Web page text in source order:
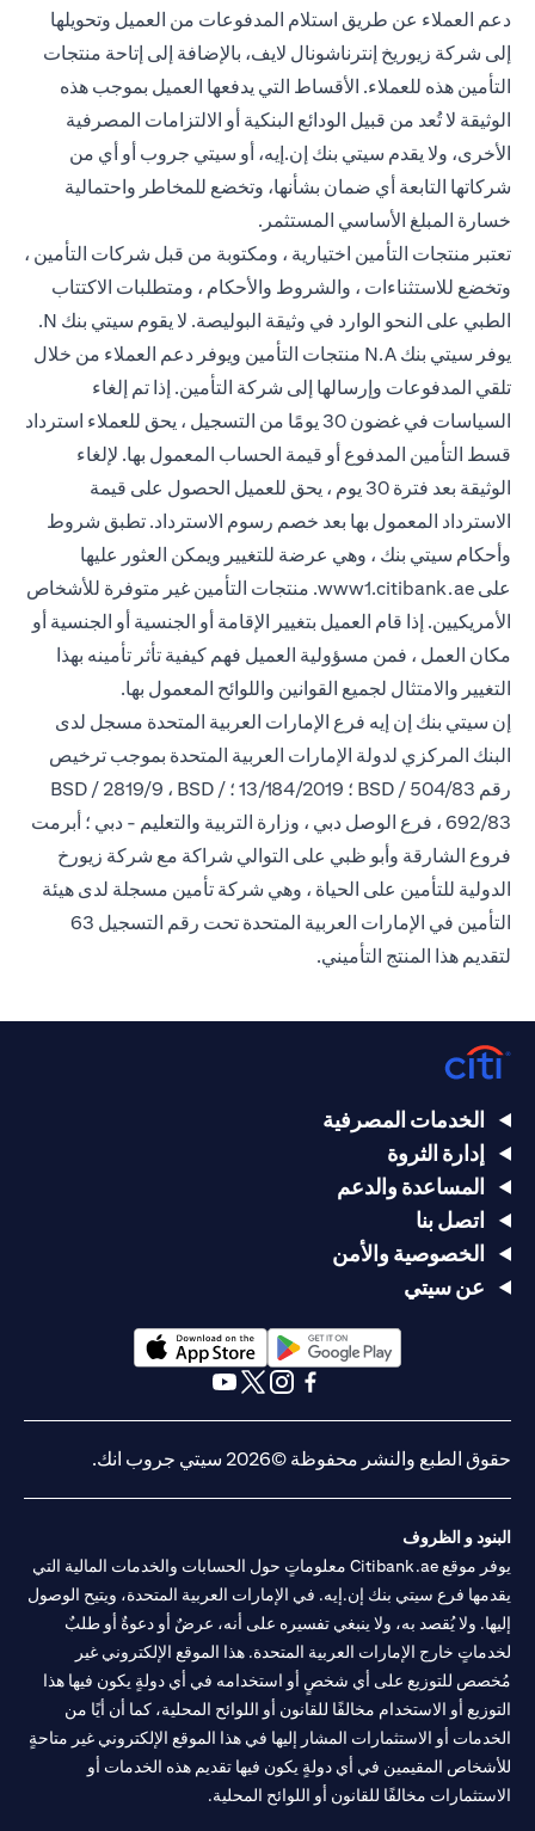
دعم العملاء عن طريق استلام المدفوعات من العميل وتحويلها
إلى شركة زيوريخ إنترناشونال لايف، بالإضافة إلى إتاحة منتجات
التأمين هذه للعملاء. الأقساط التي يدفعها العميل بموجب هذه
الوثيقة لا تُعد من قبيل الودائع البنكية أو الالتزامات المصرفية
الأخرى، ولا يقدم سيتي بنك إن.إيه، أو سيتي جروب أو أي من
شركاتها التابعة أي ضمان بشأنها، وتخضع للمخاطر واحتمالية
خسارة المبلغ الأساسي المستثمر.
تعتبر منتجات التأمين اختيارية ، ومكتوبة من قبل شركات التأمين ،
وتخضع للاستثناءات ، والشروط والأحكام ، ومتطلبات الاكتتاب
الطبي على النحو الوارد في وثيقة البوليصة. لا يقوم سيتي بنك N.
يوفر سيتي بنك N.A منتجات التأمين ويوفر دعم العملاء من خلال
تلقي المدفوعات وإرسالها إلى شركة التأمين. إذا تم إلغاء
السياسات في غضون 30 يومًا من التسجيل ، يحق للعملاء استرداد
قسط التأمين المدفوع أو قيمة الحساب المعمول بها. لإلغاء
الوثيقة بعد فترة 30 يوم ، يحق للعميل الحصول على قيمة
الاسترداد المعمول بها بعد خصم رسوم الاسترداد. تطبق شروط
وأحكام سيتي بنك ، وهي عرضة للتغيير ويمكن العثور عليها
على www1.citibank.ae
(opens in a new tab). منتجات التأمين غير متوفرة للأشخاص
الأمريكيين. إذا قام العميل بتغيير الإقامة أو الجنسية أو الجنسية أو
مكان العمل ، فمن مسؤولية العميل فهم كيفية تأثر تأمينه بهذا
التغيير والامتثال لجميع القوانين واللوائح المعمول بها.
إن سيتي بنك إن إيه فرع الإمارات العربية المتحدة مسجل لدى
البنك المركزي لدولة الإمارات العربية المتحدة بموجب ترخيص
رقم BSD / 504/83 ؛ 13/184/2019 ؛ BSD / 2819/9 ، BSD /
692/83 ، فرع الوصل دبي ، وزارة التربية والتعليم - دبي ؛ أبرمت
فروع الشارقة وأبو ظبي على التوالي شراكة مع شركة زيورخ
الدولية للتأمين على الحياة ، وهي شركة تأمين مسجلة لدى هيئة
التأمين في الإمارات العربية المتحدة تحت رقم التسجيل 63
لتقديم هذا المنتج التأميني.
الخدمات المصرفية
إدارة الثروة
المساعدة والدعم
اتصل بنا
الخصوصية والأمن
عن سيتي
(opens in a new tab)
حقوق الطبع والنشر محفوظة ©2026 سيتي جروب انك.
البنود و الظروف
يوفر موقع Citibank.ae معلوماتٍ حول الحسابات والخدمات المالية التي
يقدمها فرع سيتي بنك إن.إيه. في الإمارات العربية المتحدة، ويتيح الوصول
إليها. ولا يُقصد به، ولا ينبغي تفسيره على أنه، عرضٌ أو دعوةٌ أو طلبٌ
لخدماتٍ خارج الإمارات العربية المتحدة. هذا الموقع الإلكتروني غير
مُخصص للتوزيع على أي شخصٍ أو استخدامه في أي دولةٍ يكون فيها هذا
التوزيع أو الاستخدام مخالفًا للقانون أو اللوائح المحلية، كما أن أيًا من
الخدمات أو الاستثمارات المشار إليها في هذا الموقع الإلكتروني غير متاحةٍ
للأشخاص المقيمين في أي دولةٍ يكون فيها تقديم هذه الخدمات أو
الاستثمارات مخالفًا للقانون أو اللوائح المحلية.